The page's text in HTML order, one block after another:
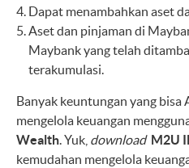
Dapat menambahkan aset
Aset dan pinjaman di
Maybank yang telah
terakumulasi.
Banyak keuntungan yang bisa
mengelola keuangan
Wealth . Yuk, download M2U
kemudahan mengelola